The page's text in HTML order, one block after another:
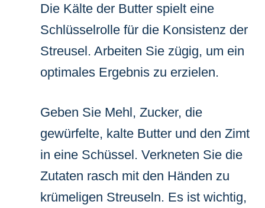
Die Kälte der Butter spielt eine
Schlüsselrolle für die Konsistenz der
Streusel. Arbeiten Sie zügig, um ein
optimales Ergebnis zu erzielen.
Geben Sie Mehl, Zucker, die
gewürfelte, kalte Butter und den Zimt
in eine Schüssel. Verkneten Sie die
Zutaten rasch mit den Händen zu
krümeligen Streuseln. Es ist wichtig,